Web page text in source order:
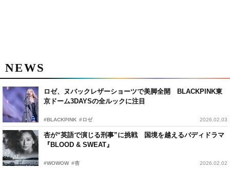
NEWS
ロゼ、ヌバックレザーショーツで美脚全開 BLACKPINK東
京ドーム3DAYSの全ルックに注目
#BLACKPINK #ロゼ 2026.02.03
杏が“英語で演じる刑事”に挑戦 国境を越えるバディドラマ
『BLOOD & SWEAT』
#WOWOW #杏 2026.02.02